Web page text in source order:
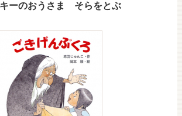
ーのおうさま そらをとぶ